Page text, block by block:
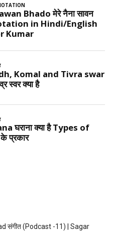
संगीत (Podcast -11) | Sagar